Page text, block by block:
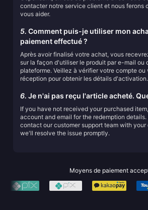
contacter notre service client et nous ferons
vous aider.
5. Comment puis-je utiliser mon
paiement effectué ?
Après avoir finalisé votre achat, vous
sur la façon d'utiliser le produit par e-mail ou
plateforme. Veillez à vérifier votre compte ou
réception pour obtenir les détails d'activation.
6. Je n'ai pas reçu l'article acheté.
If you have not received your purchased
account and email for the redemption details.
contact our customer support team with your
we'll resolve the issue promptly.
Moyens de paiement